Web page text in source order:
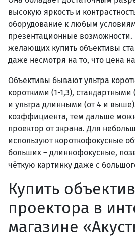
высокую яркость и
оборудование к любым
презентационные возможности.
желающих купить объективы
даже несмотря на то, что цена
Объективы бывают ультра
короткими (1-1,3),
и ультра длинными (от 4 и
коэффициента, тем дальше
проектор от экрана. Для
используют короткофокусные
больших – длиннофокусные,
чёткую картинку даже с
Купить
проектора в
магазине